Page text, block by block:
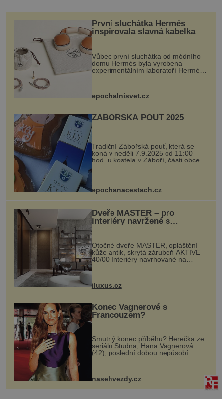
První sluchátka Hermés
inspirovala slavná kabelka
Vůbec první sluchátka od módního
domu Hermès byla vyrobena
experimentálním laboratoří Hermès
kovový...
epochalnisvet.cz
ZÁBOŘSKÁ POUŤ 2025
Tradiční Zábořská pouť, která se
koná v neděli 7.9.2025 od 11:00
hod. u kostela v Záboří, části obce
Kly u Mělníka. V programu naleznete
komentovanou prohlídku kostela,
epochanacestach.cz
Dveře MASTER – pro
interiéry navržené s
rozumem i vášní!
Otočné dveře MASTER, opláštění
kůže antik, skrytá zárubeň AKTIVE
40/00 Interiéry navrhované na
zakázku často vyžadují atypické
rozměry nejen nábytku, ale i
dnes umož...
iluxus.cz
Konec Vagnerové s
Francouzem?
Smutný konec příběhu? Herečka ze
seriálu Studna, Hana Vagnerová
(42), poslední dobou nepůsobí
nasehvezdy.cz